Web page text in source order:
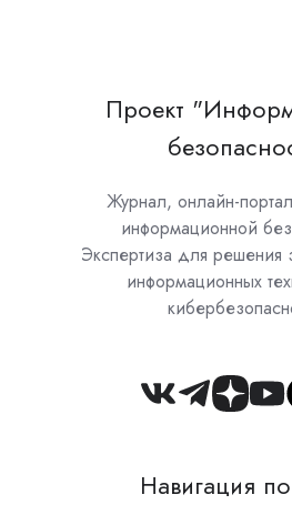
Проект
Журнал, онлайн-
информационной
Экспертиза для решения
информационных
Навигация